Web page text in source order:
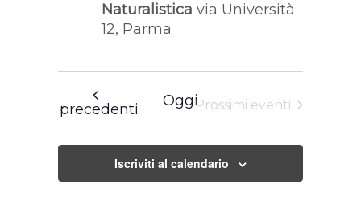
Naturalisticavia Università
12, Parma
Eventi
precedenti
OggiProssimi eventi
Iscriviti al calendario